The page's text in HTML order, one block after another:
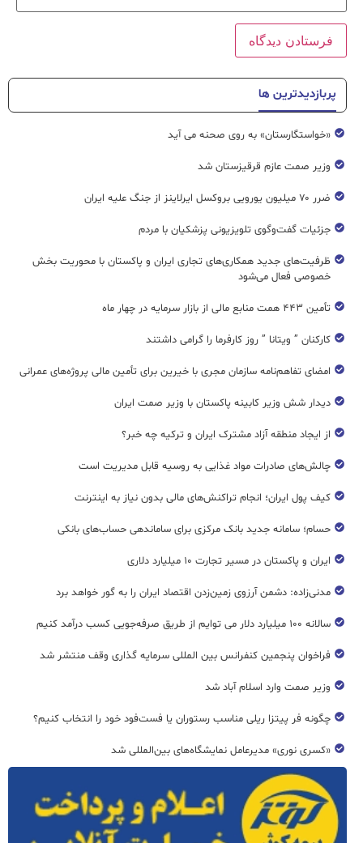
پربازدیدترین ها
«خواستگارستان» به روی صحنه می آید
وزیر صمت عازم قرقیزستان شد
ضرر ۷۰ میلیون یورویی بروکسل ایرلاینز از جنگ علیه ایران
جزئیات گفت‌وگوی تلویزیونی پزشکیان با مردم
ظرفیت‌های جدید همکاری‌های تجاری ایران و پاکستان با محوریت بخش
خصوصی فعال می‌شود
تأمین ۴۴۳ همت منابع مالی از بازار سرمایه در چهار ماه
کارکنان ” ویتانا ” روز کارفرما را گرامی داشتند
امضای تفاهم‌نامه سازمان مجری با خیرین برای تأمین مالی پروژه‌های عمرانی
دیدار شش وزیر کابینه پاکستان با وزير صمت ایران
از ایجاد منطقه آزاد مشترک ایران و ترکیه چه خبر؟
چالش‌های صادرات مواد غذایی به روسیه قابل مدیریت است
کیف پول ایران؛ انجام تراکنش‌های مالی بدون نیاز به اینترنت
حسام؛ سامانه جدید بانک مرکزی برای ساماندهی حساب‌های بانکی
ایران و پاکستان در مسیر تجارت ۱۰ میلیارد دلاری
مدنی‌زاده: دشمن آرزوی زمین‌زدن اقتصاد ایران را به گور خواهد برد
سالانه ۱۰۰ میلیارد دلار می توایم از طریق صرفه‌جویی کسب درآمد کنیم
فراخوان پنجمین کنفرانس بین المللی سرمایه گذاری وقف منتشر شد
وزیر صمت وارد اسلام آباد شد
چگونه فر پیتزا ریلی مناسب رستوران یا فست‌فود خود را انتخاب کنیم؟
«کسری نوری» مدیرعامل نمایشگاه‌های بین‌المللی شد